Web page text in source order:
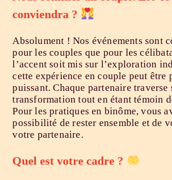
conviendra ?
Absolument ! Nos événements sont
pour les couples que pour les
l’accent soit mis sur l’exploration
cette expérience en couple peut être
puissant. Chaque partenaire traverse
transformation tout en étant témoin
Pour les pratiques en binôme, vous
possibilité de rester ensemble et de
votre partenaire.
Quel est votre cadre ?